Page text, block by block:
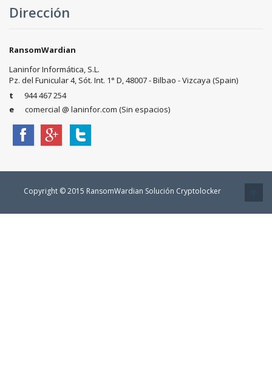
Dirección
RansomWardian
Laninfor Informática, S.L.
Pz. del Funicular 4, Sót. Int. 1° D, 48007 - Bilbao - Vizcaya (Spain)
t
944 467 254
e
comercial @ laninfor.com (Sin espacios)
Copyright © 2015 RansomWardian Solución Cryptolocker